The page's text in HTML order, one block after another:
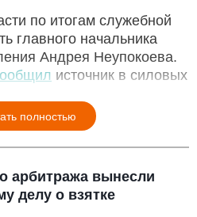
по итогам служебной
главного начальника
Андрея Неупокоева.
источник в силовых
полностью
арбитража вынесли
делу о взятке